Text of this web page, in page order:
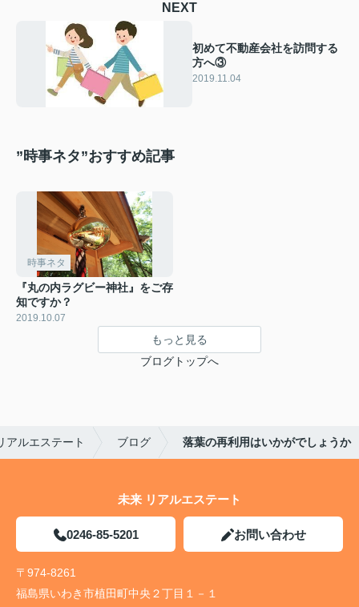
NEXT
初めて不動産会社を訪問する
方へ③
2019.11.04
”時事ネタ”おすすめ記事
時事ネタ
『丸の内ラグビー神社』をご存
知ですか？
2019.10.07
もっと見る
ブログトップへ
アルエステート ブログ 落葉の再利用はいかがでしょうか
未来 リアルエステート
0246-85-5201 お問い合わせ
〒974-8261
福島県いわき市植田町中央２丁目１－１